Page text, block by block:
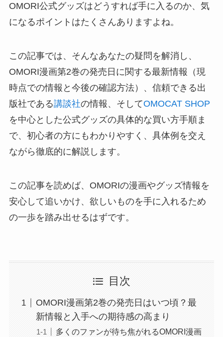
OMORI公式グッズはどうすれば手に入るのか、気
になるポイントはたくさんありますよね。
この記事では、そんなあなたの疑問を解消し、
OMORI漫画第2巻の発売日に関する最新情報（現
時点での情報と今後の確認方法）、信頼できる出
版社である講談社の情報、そしてOMOCAT SHOP
を中心とした公式グッズの具体的な買い方手順ま
で、初心者の方にもわかりやすく、具体例を交え
ながら徹底的に解説します。
この記事を読めば、OMORIの漫画やグッズ情報を
安心して追いかけ、欲しいものを手に入れるため
の一歩を踏み出せるはずです。
目次
OMORI漫画第2巻の発売日はいつ頃？最
新情報と入手への期待感の高まり
多くのファンが待ち焦がれるOMORI漫画